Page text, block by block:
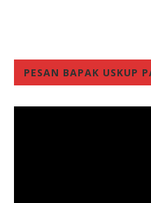
PESAN BAPAK USKUP